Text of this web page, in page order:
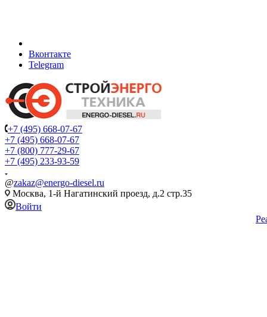
Вконтакте
Telegram
+7 (495) 668-07-67
+7 (495) 668-07-67
+7 (800) 777-29-67
+7 (495) 233-93-59
@zakaz@energo-diesel.ru
Москва, 1-й Нагатинский проезд, д.2 стр.35
Войти